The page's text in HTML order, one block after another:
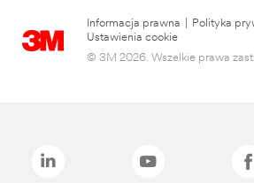
Informacja prawna Polityka
Ustawienia cookie
© 3M 2026. Wszelkie prawa